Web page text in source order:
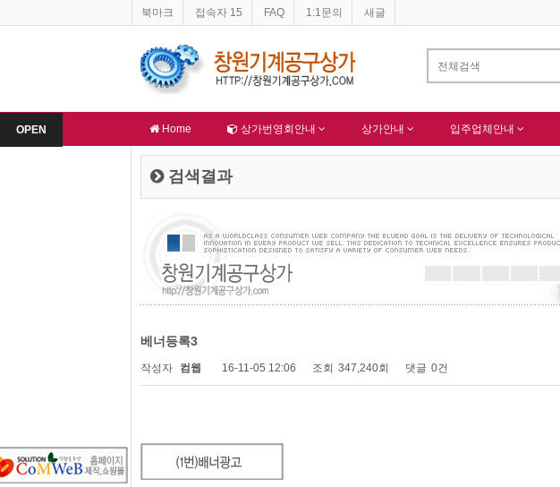
OPEN
북마크 접속자 15 FAQ 1:1문의 새글
창원기계공구상가 홈페이지 네이버 등록완료 - 알림 한국종합산업(주) 회원님 가입을 축하드립니다 !
Home 상가번영회안내 상가안내 입주업체안내
검색결과
베너등록3
작성자 컴웹 16-11-05 12:06 조회 347,240회 댓글 0건